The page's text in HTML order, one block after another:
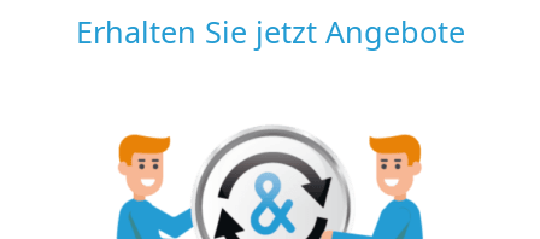
Erhalten Sie jetzt Angebote